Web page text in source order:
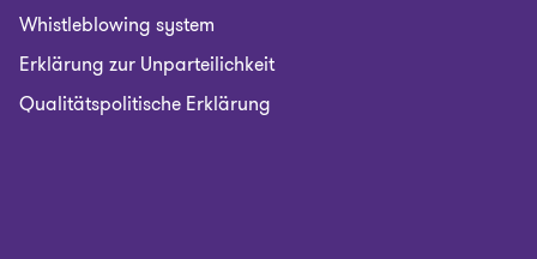
Whistleblowing system
Erklärung zur Unparteilichkeit
Qualitätspolitische Erklärung